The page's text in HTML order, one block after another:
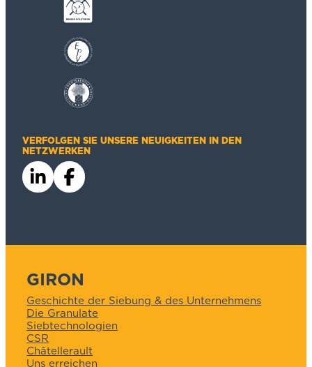
VERFOLGEN SIE UNSERE NEUIGKEITEN IN DEN
NETZWERKEN
GIRON
Geschichte der Siebung & des Unternehmens
Die Granulate
Siebtechnologien
CSR
Châtellerault
Uns erreichen